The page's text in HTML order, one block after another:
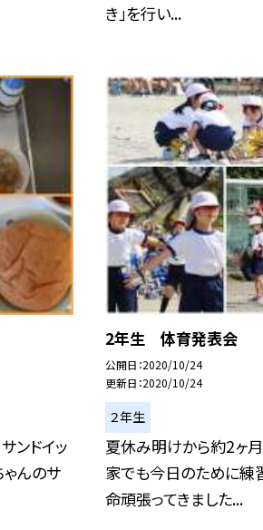
き」を行い...
ンドイッ
ゃんのサ
2年生 体育発表会
公開日 2020/10/24
更新日 2020/10/24
２年生
夏休み明けから約2ヶ
家でも今日のために練
命頑張ってきました...